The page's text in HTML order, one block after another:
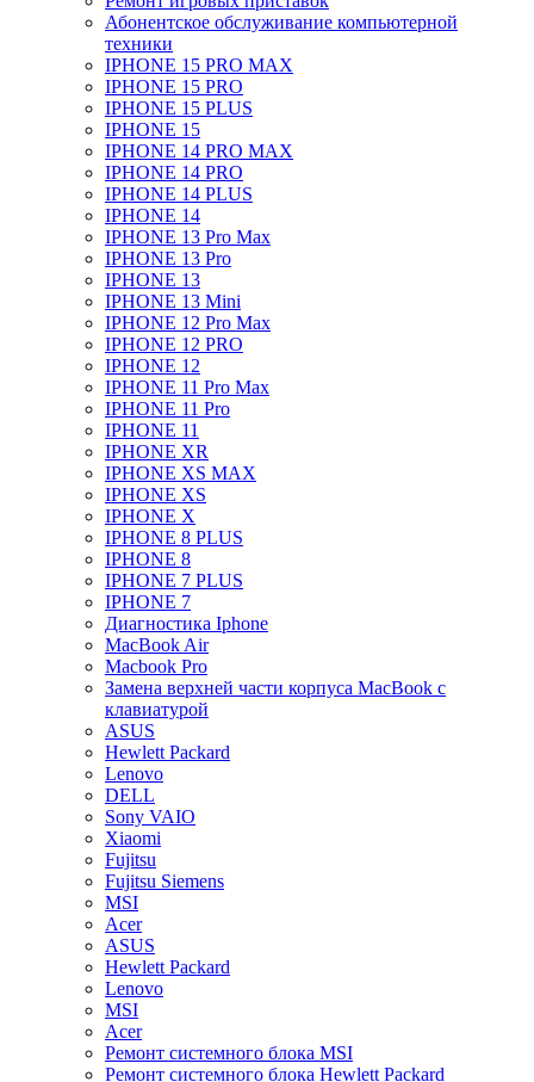
Абонентское обслуживание компьютерной
техники
IPHONE 15 PRO MAX
IPHONE 15 PRO
IPHONE 15 PLUS
IPHONE 15
IPHONE 14 PRO MAX
IPHONE 14 PRO
IPHONE 14 PLUS
IPHONE 14
IPHONE 13 Pro Max
IPHONE 13 Pro
IPHONE 13
IPHONE 13 Mini
IPHONE 12 Pro Max
IPHONE 12 PRO
IPHONE 12
IPHONE 11 Pro Max
IPHONE 11 Pro
IPHONE 11
IPHONE XR
IPHONE XS MAX
IPHONE XS
IPHONE X
IPHONE 8 PLUS
IPHONE 8
IPHONE 7 PLUS
IPHONE 7
Диагностика Iphone
MacBook Air
Macbook Pro
Замена верхней части корпуса MacBook с
клавиатурой
ASUS
Hewlett Packard
Lenovo
DELL
Sony VAIO
Xiaomi
Fujitsu
Fujitsu Siemens
MSI
Acer
ASUS
Hewlett Packard
Lenovo
MSI
Acer
Ремонт системного блока MSI
Ремонт системного блока Hewlett Packard